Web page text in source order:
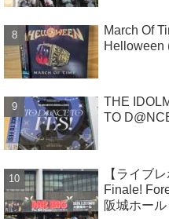
March Of
Helloween
THE
TO
【ライブ
Finale!
阪城ホー